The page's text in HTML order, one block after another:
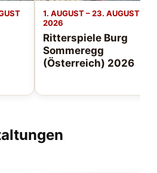
1. AUGUST – 23. AUGUST
2026
Ritterspiele Burg
Sommeregg
(Österreich) 2026